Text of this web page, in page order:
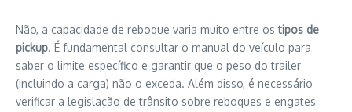
Não, a capacidade de reboque varia muito entre ostipos de
pickup. É fundamental consultar o manual do veículo para
saber o limite específico e garantir que o peso do trailer
(incluindo a carga) não o exceda. Além disso, é necessário
verificar a legislação de trânsito sobre reboques e engates